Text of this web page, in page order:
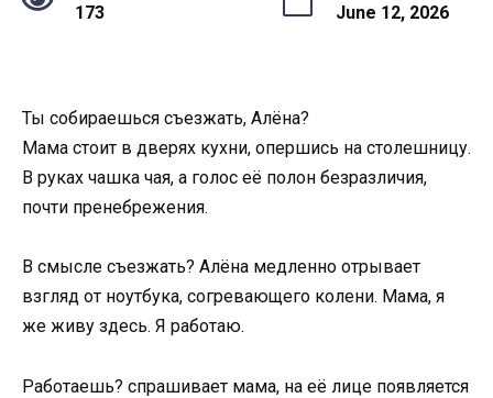
173 June 12, 2026
Ты собираешься съезжать, Алёна?
Мама стоит в дверях кухни, опершись на столешницу.
В руках чашка чая, а голос её полон безразличия,
почти пренебрежения.
В смысле съезжать? Алёна медленно отрывает
взгляд от ноутбука, согревающего колени. Мама, я
же живу здесь. Я работаю.
Работаешь? спрашивает мама, на её лице появляется